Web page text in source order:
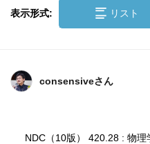
表示形式: リスト
consensiveさん
NDC（10版） 420.28 : 物理